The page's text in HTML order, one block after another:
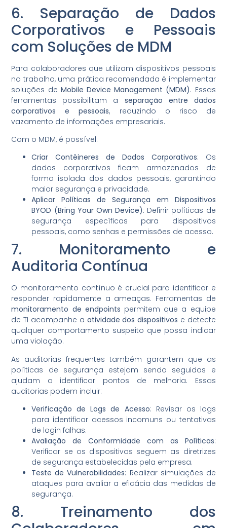
6. Separação de Dados
Corporativos e Pessoais
com Soluções de MDM
Para colaboradores que utilizam dispositivos pessoais
no trabalho, uma prática recomendada é implementar
soluções de Mobile Device Management (MDM). Essas
ferramentas possibilitam a separação entre dados
corporativos e pessoais, reduzindo o risco de
vazamento de informações empresariais.
Com o MDM, é possível:
Criar Contêineres de Dados Corporativos: Os
dados corporativos ficam armazenados de
forma isolada dos dados pessoais, garantindo
maior segurança e privacidade.
Aplicar Políticas de Segurança em Dispositivos
BYOD (Bring Your Own Device): Definir políticas de
segurança específicas para dispositivos
pessoais, como senhas e permissões de acesso.
7. Monitoramento e
Auditoria Contínua
O monitoramento contínuo é crucial para identificar e
responder rapidamente a ameaças. Ferramentas de
monitoramento de endpoints permitem que a equipe
de TI acompanhe a atividade dos dispositivos e detecte
qualquer comportamento suspeito que possa indicar
uma violação.
As auditorias frequentes também garantem que as
políticas de segurança estejam sendo seguidas e
ajudam a identificar pontos de melhoria. Essas
auditorias podem incluir:
Verificação de Logs de Acesso: Revisar os logs
para identificar acessos incomuns ou tentativas
de login falhas.
Avaliação de Conformidade com as Políticas:
Verificar se os dispositivos seguem as diretrizes
de segurança estabelecidas pela empresa.
Teste de Vulnerabilidades: Realizar simulações de
ataques para avaliar a eficácia das medidas de
segurança.
8. Treinamento dos